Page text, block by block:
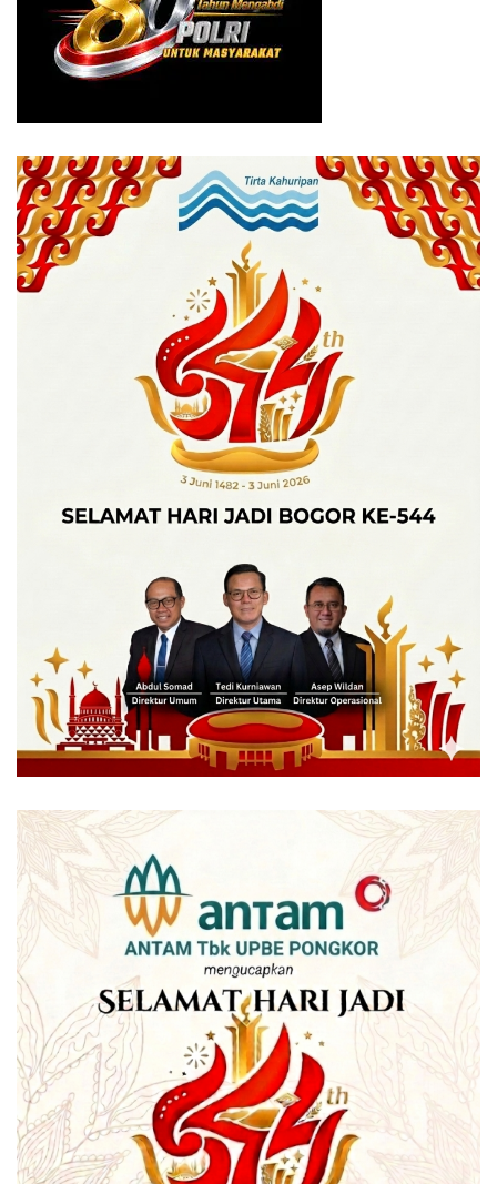
“Alih-alih akselerasi kinerja, rotasi rentan isu jual beli
kekuasaan di akhir masa jabatan,” ungkap Dodi Herman.
(8/9/2023).
Bahkan beredar momok menakutkan di kalangan pejabat
Pemkab Bogor tentang Jumat Keramat. Dimana nyaris
setiap hari Jumat, Iwan dan rengrengan barunya mencopot
sejumlah pejabat yang dianggapnya tidak loyal kepada
Isu rotasi dam mutasi di lingkup Pemkab Bogor juga
menjadi buah bibir di sejumlah pejabat tetangganya,
seperti Kota Bogor. Tindakan Iwan bahkan dinilai terlalu
memperlihatkan kebenciannya kepada pejabat yang tak
telah merotasi ratusan pejabat eselon III dan IV serta
sembilan eselon II, meski baru sebulan dilantik jadi Bupati
Bogor. (be-007/ant)
Tags: Bogor boikot bupati bogor fyp fyp viral
indonesia irsus mendagri iwan setiawan jakarta
jokowi jual beli jabatan mengadri
pejabat